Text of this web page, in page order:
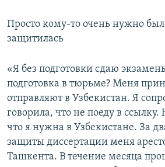
Просто кому-то очень нужно
защитилась
«Я без подготовки сдаю
подготовка в тюрьме? Меня
отправляют в Узбекистан. Я
говорила, что не поеду в
что я нужна в Узбекистане. За
защиты диссертации меня
Ташкента. В течение месяца